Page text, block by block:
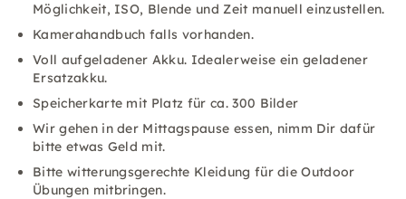
Möglichkeit, ISO, Blende und Zeit manuell einzustellen.
Kamerahandbuch falls vorhanden.
Voll aufgeladener Akku. Idealerweise ein geladener
Ersatzakku.
Speicherkarte mit Platz für ca. 300 Bilder
Wir gehen in der Mittagspause essen, nimm Dir dafür
bitte etwas Geld mit.
Bitte witterungsgerechte Kleidung für die Outdoor
Übungen mitbringen.